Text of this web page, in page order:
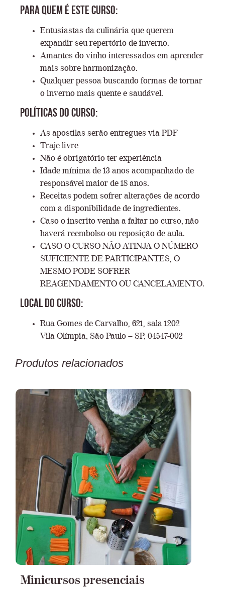
Para quem é este curso:
Entusiastas da culinária que querem
expandir seu repertório de inverno.
Amantes do vinho interessados em aprender
mais sobre harmonização.
Qualquer pessoa buscando formas de tornar
o inverno mais quente e saudável.
Políticas do Curso:
As apostilas serão entregues via PDF
Traje livre
Não é obrigatório ter experiência
Idade mínima de 13 anos acompanhado de
responsável maior de 18 anos.
Receitas podem sofrer alterações de acordo
com a disponibilidade de ingredientes.
Caso o inscrito venha a faltar no curso, não
haverá reembolso ou reposição de aula.
CASO O CURSO NÃO ATINJA O NÚMERO
SUFICIENTE DE PARTICIPANTES, O
MESMO PODE SOFRER
REAGENDAMENTO OU CANCELAMENTO.
Local do Curso:
Rua Gomes de Carvalho, 621, sala 1202
Vila Olímpia, São Paulo – SP, 04547-002
Produtos relacionados
Minicursos presenciais